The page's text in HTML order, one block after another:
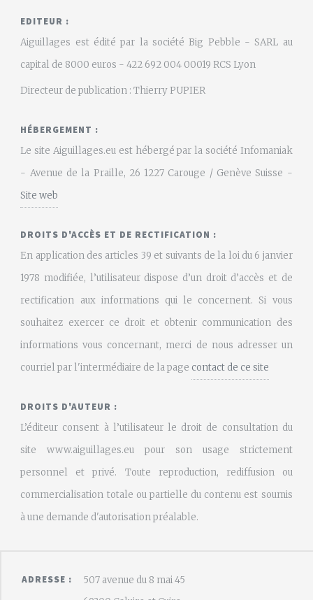
EDITEUR :
Aiguillages est édité par la société Big Pebble - SARL au
capital de 8000 euros - 422 692 004 00019 RCS Lyon
Directeur de publication : Thierry PUPIER
HÉBERGEMENT :
Le site Aiguillages.eu est hébergé par la société Infomaniak
- Avenue de la Praille, 26 1227 Carouge / Genève Suisse -
Site web
DROITS D'ACCÈS ET DE RECTIFICATION :
En application des articles 39 et suivants de la loi du 6 janvier
1978 modifiée, l’utilisateur dispose d’un droit d’accès et de
rectification aux informations qui le concernent. Si vous
souhaitez exercer ce droit et obtenir communication des
informations vous concernant, merci de nous adresser un
courriel par l'intermédiaire de la page contact de ce site
DROITS D'AUTEUR :
L’éditeur consent à l’utilisateur le droit de consultation du
site www.aiguillages.eu pour son usage strictement
personnel et privé. Toute reproduction, rediffusion ou
commercialisation totale ou partielle du contenu est soumis
à une demande d'autorisation préalable.
ADRESSE :
507 avenue du 8 mai 45